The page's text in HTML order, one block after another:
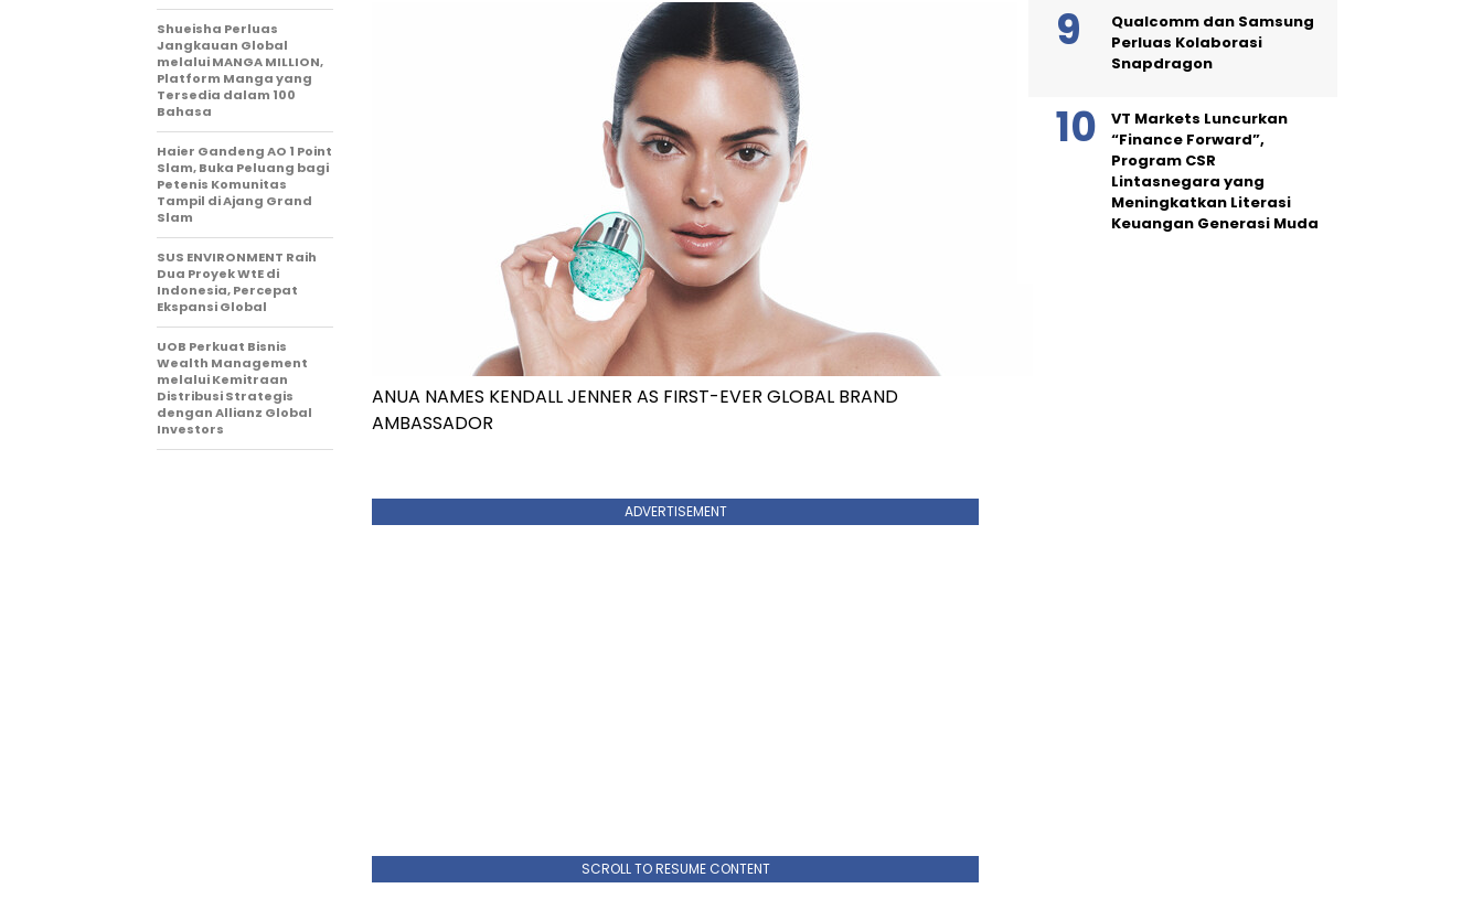
ANUA NAMES KENDALL JENNER AS FIRST-EVER GLOBAL BRAND
AMBASSADOR
ADVERTISEMENT
SCROLL TO RESUME CONTENT
Shueisha Perluas
Jangkauan Global
melalui MANGA MILLION,
Platform Manga yang
Tersedia dalam 100
Bahasa
Haier Gandeng AO 1 Point
Slam, Buka Peluang bagi
Petenis Komunitas
Tampil di Ajang Grand
Slam
SUS ENVIRONMENT Raih
Dua Proyek WtE di
Indonesia, Percepat
Ekspansi Global
UOB Perkuat Bisnis
Wealth Management
melalui Kemitraan
Distribusi Strategis
dengan Allianz Global
Investors
Qualcomm dan Samsung
Perluas Kolaborasi
Snapdragon
VT Markets Luncurkan
“Finance Forward”,
Program CSR
Lintasnegara yang
Meningkatkan Literasi
Keuangan Generasi Muda